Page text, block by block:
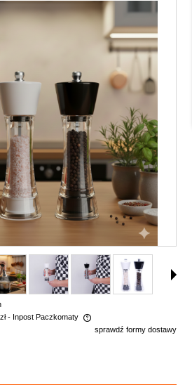
- Inpost Paczkomaty
kosztów płatnościsprawdź formy dostawy